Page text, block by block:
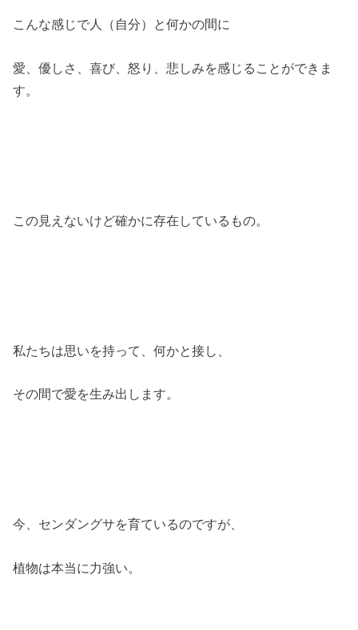
こんな感じで人（自分）と何かの間に
愛、優しさ、喜び、怒り、悲しみを感じることができま
す。
この見えないけど確かに存在しているもの。
私たちは思いを持って、何かと接し、
その間で愛を生み出します。
今、センダングサを育ているのですが、
植物は本当に力強い。